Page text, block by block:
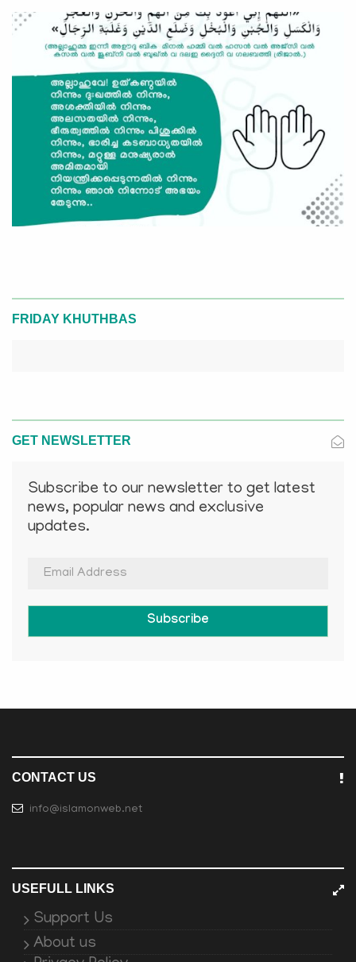
FRIDAY KHUTHBAS
GET NEWSLETTER
Subscribe to our newsletter to get latest
news, popular news and exclusive
updates.
Subscribe
CONTACT US
info@islamonweb.net
USEFULL LINKS
Support Us
About us